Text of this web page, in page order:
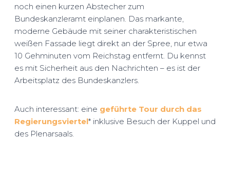
noch einen kurzen Abstecher zum
Bundeskanzleramt einplanen. Das markante,
moderne Gebäude mit seiner charakteristischen
weißen Fassade liegt direkt an der Spree, nur etwa
10 Gehminuten vom Reichstag entfernt. Du kennst
es mit Sicherheit aus den Nachrichten – es ist der
Arbeitsplatz des Bundeskanzlers.
Auch interessant: eine geführte Tour durch das
Regierungsviertel* inklusive Besuch der Kuppel und
des Plenarsaals.